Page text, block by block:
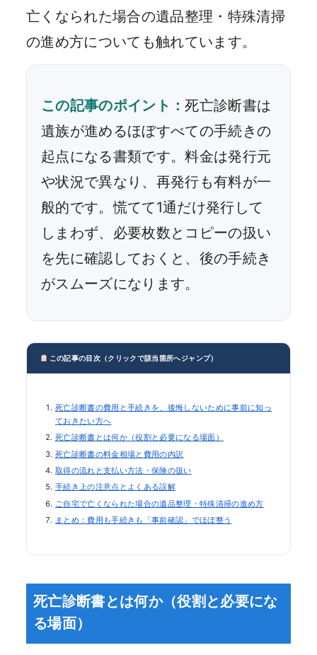
亡くなられた場合の遺品整理・特殊清掃
の進め方についても触れています。
この記事のポイント：死亡診断書は
遺族が進めるほぼすべての手続きの
起点になる書類です。料金は発行元
や状況で異なり、再発行も有料が一
般的です。慌てて1通だけ発行して
しまわず、必要枚数とコピーの扱い
を先に確認しておくと、後の手続き
がスムーズになります。
この記事の目次（クリックで該当箇所へジャンプ）
死亡診断書の費用と手続きを、後悔しないために事前に知っ
ておきたい方へ
死亡診断書とは何か（役割と必要になる場面）
死亡診断書の料金相場と費用の内訳
取得の流れと支払い方法・保険の扱い
手続き上の注意点とよくある誤解
ご自宅で亡くなられた場合の遺品整理・特殊清掃の進め方
まとめ：費用も手続きも「事前確認」でほぼ整う
死亡診断書とは何か（役割と必要にな
る場面）